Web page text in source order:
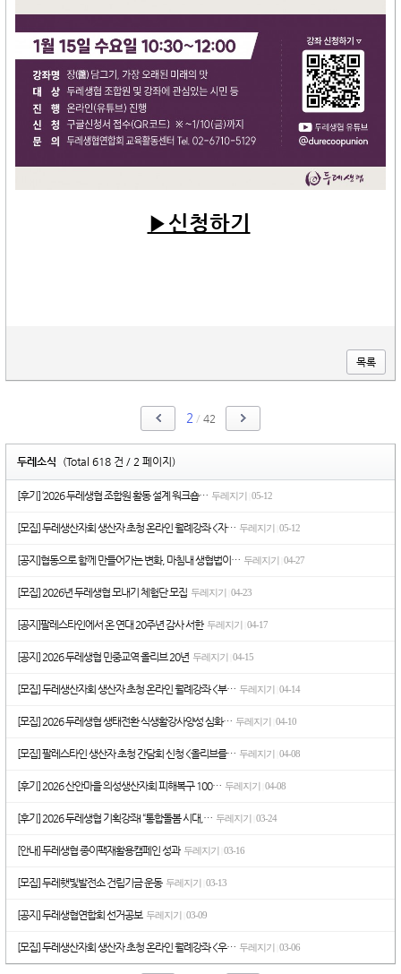
▶신청하기
목록
2 / 42
두레소식 (Total 618 건 / 2 페이지)
[후기] ‘2026 두레생협 조합원 활동 설계 워크숍… 두레지기 05-12
[모집] 두레생산자회 생산자 초청 온라인 월례강좌 <자… 두레지기 05-12
[공지]협동으로 함께 만들어가는 변화, 마침내 생협법이… 두레지기 04-27
[모집] 2026년 두레생협 모내기 체험단 모집 두레지기 04-23
[공지]팔레스타인에서 온 연대 20주년 감사 서한 두레지기 04-17
[공지] 2026 두레생협 민중교역 올리브 20년 두레지기 04-15
[모집] 두레생산자회 생산자 초청 온라인 월례강좌 <부… 두레지기 04-14
[모집] 2026 두레생협 생태전환 식생활강사양성 심화… 두레지기 04-10
[모집] 팔레스타인 생산자 초청 간담회 신청 <올리브를… 두레지기 04-08
[후기] 2026 산안마을 의성생산자회 피해복구 100… 두레지기 04-08
[후기] 2026 두레생협 기획강좌I “통합돌봄 시대,… 두레지기 03-24
[안내] 두레생협 종이팩재활용캠페인 성과 두레지기 03-16
[모집] 두레햇빛발전소 건립기금 운동 두레지기 03-13
[공지] 두레생협연합회 선거공보 두레지기 03-09
[모집] 두레생산자회 생산자 초청 온라인 월례강좌 <우… 두레지기 03-06